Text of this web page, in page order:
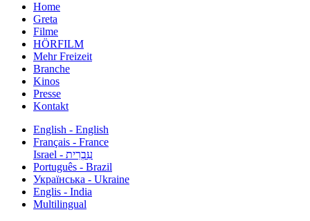
Home
Greta
Filme
HÖRFILM
Mehr Freizeit
Branche
Kinos
Presse
Kontakt
English - English
Français - France
עִבְרִית - Israel
Português - Brazil
Українська - Ukraine
Englis - India
Multilingual